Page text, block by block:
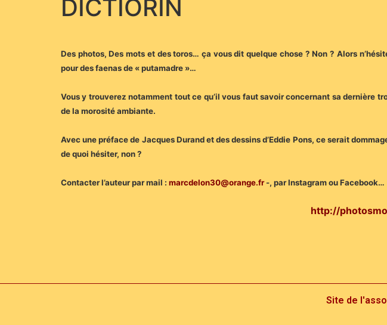
DICTIORIN
Des photos, Des mots et des toros… ça vous dit quelque chose ? Non ? Alors
pour des faenas de « putamadre »…
Vous y trouverez notamment tout ce qu’il vous faut savoir concernant sa dernière
de la morosité ambiante.
Avec une préface de Jacques Durand et des dessins d’Eddie Pons, ce serait
de quoi hésiter, non ?
Contacter l’auteur par mail : marcdelon30@orange.fr-, par Instagram ou Facebook…
http://
Site de